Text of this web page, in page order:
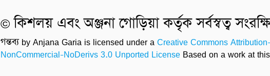
© কিশলয় এবং অঞ্জনা গোড়িয়া কর্তৃক সর্বস্বত্ব
গন্তব্য by Anjana Garia is licensed under aCreative Commons
NonCommercial-NoDerivs 3.0 Unported License Based on a work at